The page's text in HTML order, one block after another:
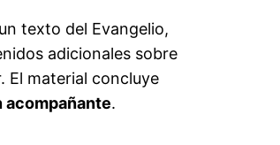
texto del Evangelio,
adicionales sobre
El material concluye
.